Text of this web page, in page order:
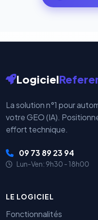
par nos serveurs —
Logiciel
La solution n°1 pour
votre GEO (IA).
effort technique.
09 73 89 23 94
Lun-Ven: 9h30 - 18h00
LE LOGICIEL
Fonctionnalités